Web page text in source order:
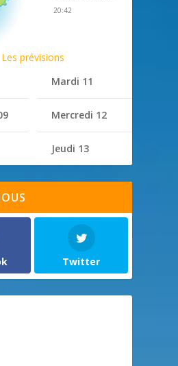
20:42
Les prévisions
Mardi 11
Mercredi 12
Jeudi 13
Twitter